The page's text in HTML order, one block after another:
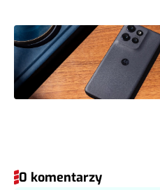
0 komentarzy